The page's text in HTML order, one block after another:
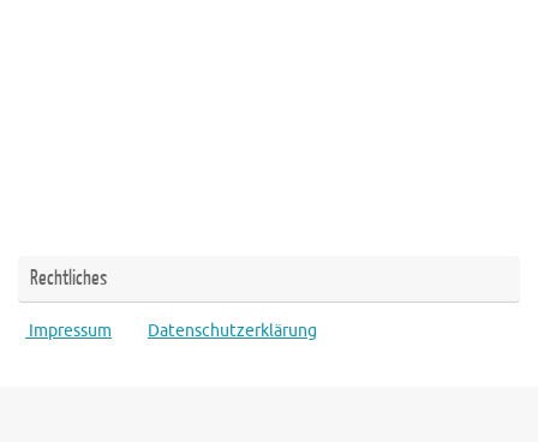
Rechtliches
Impressum Datenschutzerklärung